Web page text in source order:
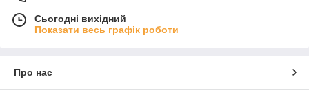
Сьогодні вихідний
Показати весь графік роботи
Про нас